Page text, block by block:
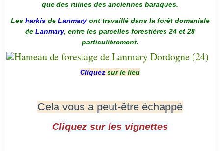
que des ruines des anciennes baraques.
Les harkis de Lanmaryont travaillé dans la forêt domaniale
de Lanmary, entre les parcelles forestières 24 et 28
particulièrement.
Cliquez sur le lieu
Cela vous a peut-être échappé
Cliquez sur les vignettes